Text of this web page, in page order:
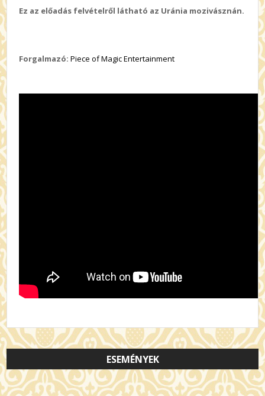
Ez az előadás felvételről látható az Uránia mozivásznán.
Forgalmazó: Piece of Magic Entertainment
ESEMÉNYEK